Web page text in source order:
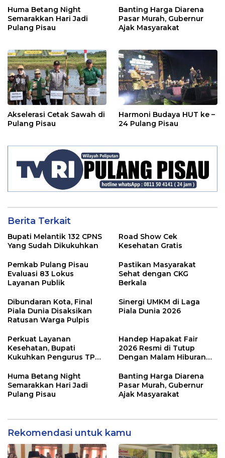
Huma Betang Night
Semarakkan Hari Jadi
Pulang Pisau
Banting Harga Diarena
Pasar Murah, Gubernur
Ajak Masyarakat
Akselerasi Cetak Sawah di
Pulang Pisau
Harmoni Budaya HUT ke –
24 Pulang Pisau
Berita Terkait
Bupati Melantik 132 CPNS
Yang Sudah Dikukuhkan
Road Show Cek
Kesehatan Gratis
Pemkab Pulang Pisau
Evaluasi 83 Lokus
Layanan Publik
Pastikan Masyarakat
Sehat dengan CKG
Berkala
Dibundaran Kota, Final
Piala Dunia Disaksikan
Ratusan Warga Pulpis
Sinergi UMKM di Laga
Piala Dunia 2026
Perkuat Layanan
Kesehatan, Bupati
Kukuhkan Pengurus TP
Handep Hapakat Fair
2026 Resmi di Tutup
Dengan Malam Hiburan
Huma Betang Night
Semarakkan Hari Jadi
Pulang Pisau
Banting Harga Diarena
Pasar Murah, Gubernur
Ajak Masyarakat
Rekomendasi untuk kamu